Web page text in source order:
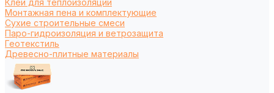
Клеи для теплоизоляции
Монтажная пена и комплектующие
Сухие строительные смеси
Паро-гидроизоляция и ветрозащита
Геотекстиль
Древесно-плитные материалы